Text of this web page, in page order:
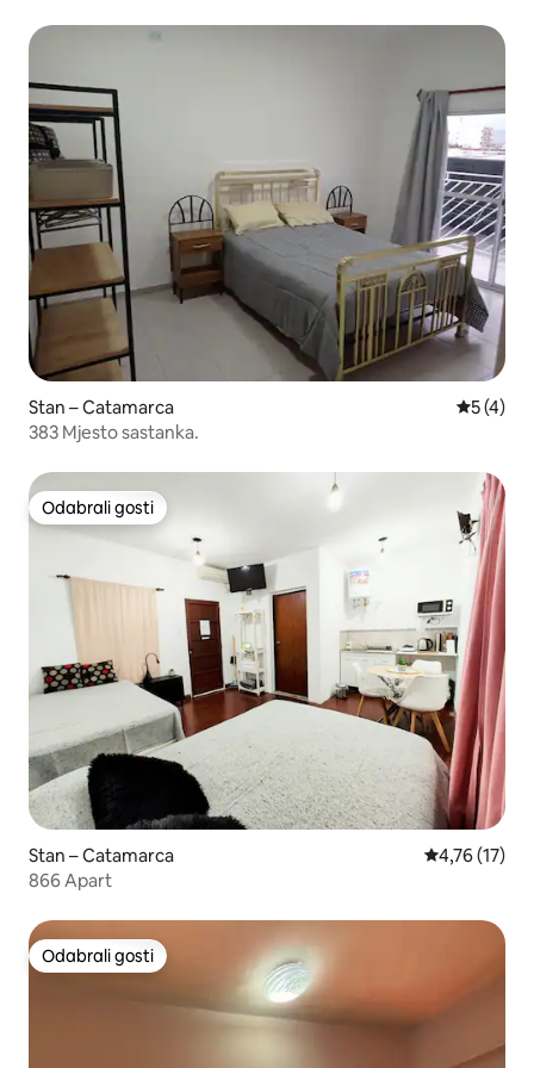
Stan – Catamarca
5 (4)
383 Mjesto sastanka.
Odabrali gosti
Odabrali gosti
Stan – Catamarca Prosječna
4,76 (17)
866 Apart
Odabrali gosti
Odabrali gosti